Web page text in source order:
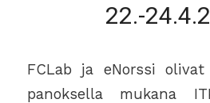
22.-
FCLab ja eNorssi
panoksella mukana